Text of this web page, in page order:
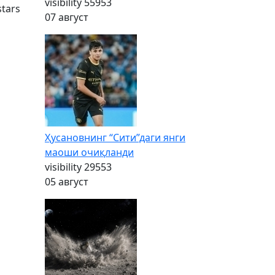
07 август
Ҳусановнинг “Сити”даги янги
маоши очиқланди
visibility29553
05 август